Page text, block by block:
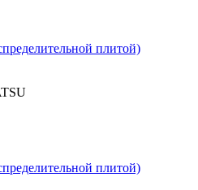
плитой)
плитой)